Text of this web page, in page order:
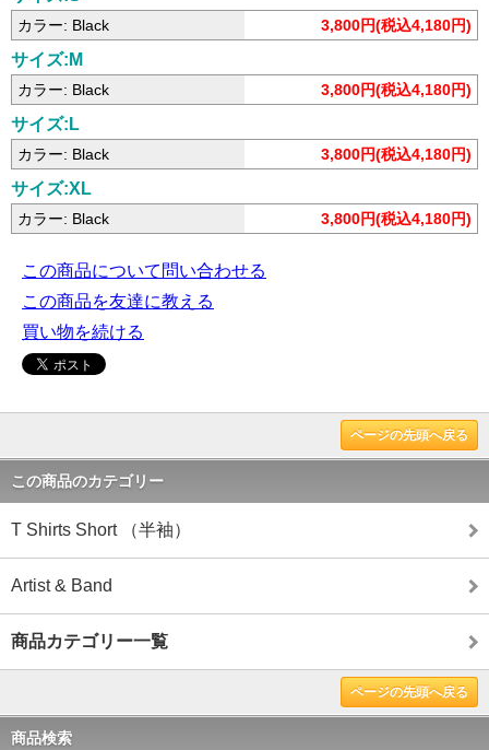
カラー: Black 3,800円(税込4,180円)
サイズ:M
カラー: Black 3,800円(税込4,180円)
サイズ:L
カラー: Black 3,800円(税込4,180円)
サイズ:XL
カラー: Black 3,800円(税込4,180円)
この商品について問い合わせる
この商品を友達に教える
買い物を続ける
ページの先頭へ戻る
この商品のカテゴリー
T Shirts Short （半袖）
Artist & Band
商品カテゴリー一覧
ページの先頭へ戻る
商品検索